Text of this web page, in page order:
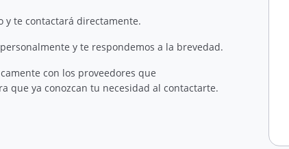
y te contactará directamente.
y te respondemos a la brevedad.
con los proveedores que
que ya conozcan tu necesidad al contactarte.